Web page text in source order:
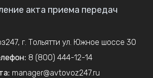
акта приема передач
, г. Тольятти ул. Южное шоссе 30
8 (800) 444-12-14
manager@avtovoz247.ru